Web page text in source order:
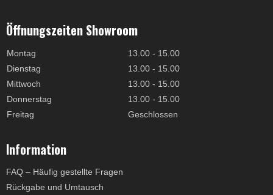
Öffnungszeiten Showroom
Montag
13.00 - 15.00
Dienstag
13.00 - 15.00
Mittwoch
13.00 - 15.00
Donnerstag
13.00 - 15.00
Freitag
Geschlossen
Information
FAQ – Häufig gestellte Fragen
Rückgabe und Umtausch